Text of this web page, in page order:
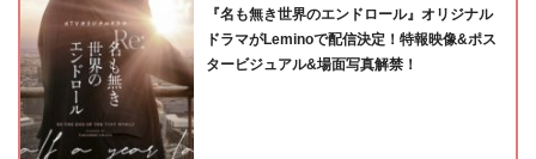
『名も無き世界のエンドロール』オリジナル
ドラマがLeminoで配信決定！特報映像&ポス
タービジュアル&場面写真解禁！